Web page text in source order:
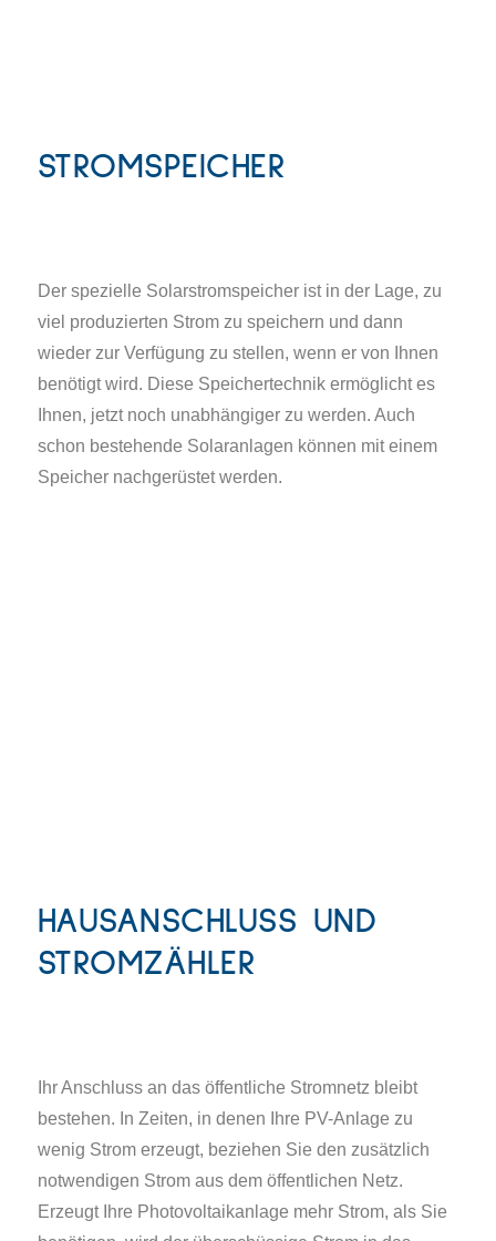
STROMSPEICHER
Der spezielle Solarstromspeicher ist in der Lage, zu
viel produzierten Strom zu speichern und dann
wieder zur Verfügung zu stellen, wenn er von Ihnen
benötigt wird. Diese Speichertechnik ermöglicht es
Ihnen, jetzt noch unabhängiger zu werden. Auch
schon bestehende Solaranlagen können mit einem
Speicher nachgerüstet werden.
HAUSANSCHLUSS UND
STROMZÄHLER
Ihr Anschluss an das öffentliche Stromnetz bleibt
bestehen. In Zeiten, in denen Ihre PV-Anlage zu
wenig Strom erzeugt, beziehen Sie den zusätzlich
notwendigen Strom aus dem öffentlichen Netz.
Erzeugt Ihre Photovoltaikanlage mehr Strom, als Sie